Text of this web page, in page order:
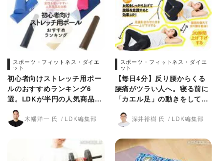
スポーツ・フィットネス・ダイエ
ット
初心者向けストレッチ用ポー
ルのおすすめランキング6
選。LDKが半円の人気商品を
比較
木幡洋一 氏 LDK編集部
スポーツ・フィットネス・ダイエ
ット
【毎日4分】反り腰からくる
腰痛がツラい人へ。寝る前に
「カエル足」の動きをしてみ
深井裕樹 氏 LDK編集部